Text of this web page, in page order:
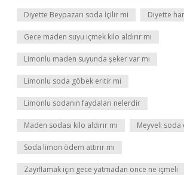
Diyette Beypazarı soda İçilir mi Diyette
Gece maden suyu içmek kilo aldırır mı
Limonlu maden suyunda şeker var mı
Limonlu soda göbek eritir mi
Limonlu sodanın faydaları nelerdir
Maden sodası kilo aldırır mı Meyveli soda
Soda limon ödem attırır mı
Zayıflamak için gece yatmadan önce ne içmeli